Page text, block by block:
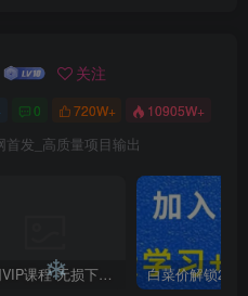
关注
0 720W+ 10905W+
首发_高质量项目输出
全网VIP课程 无损下载~